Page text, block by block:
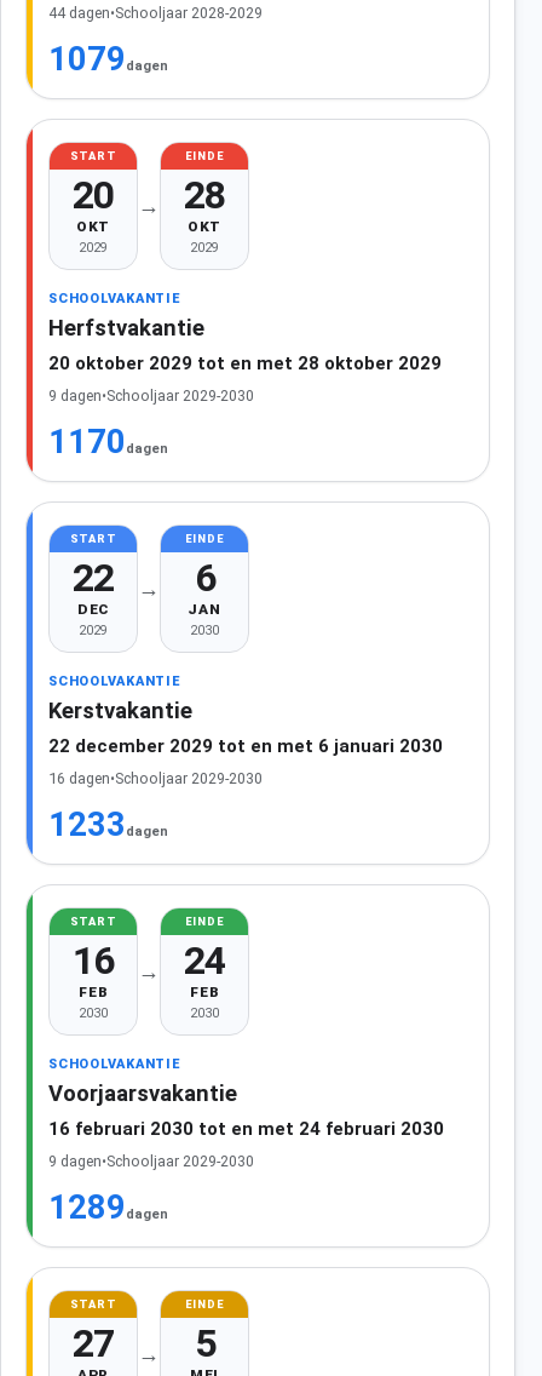
44 dagen•Schooljaar 2028-2029
1079 dagen
START
20
OKT
2029
→
EINDE
28
OKT
2029
SCHOOLVAKANTIE
Herfstvakantie
20 oktober 2029 tot en met 28 oktober 2029
9 dagen•Schooljaar 2029-2030
1170 dagen
START
22
DEC
2029
→
EINDE
6
JAN
2030
SCHOOLVAKANTIE
Kerstvakantie
22 december 2029 tot en met 6 januari 2030
16 dagen•Schooljaar 2029-2030
1233 dagen
START
16
FEB
2030
→
EINDE
24
FEB
2030
SCHOOLVAKANTIE
Voorjaarsvakantie
16 februari 2030 tot en met 24 februari 2030
9 dagen•Schooljaar 2029-2030
1289 dagen
START
27 →
EINDE
5